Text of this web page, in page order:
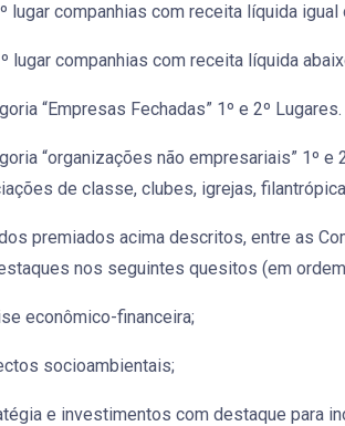
lugar companhias com receita líquida igual
lugar companhias com receita líquida
“Empresas Fechadas” 1º e 2º Lugares.
“organizações não empresariais” 1º
de classe, clubes, igrejas,
premiados acima descritos, entre as
nos seguintes quesitos (em
econômico-financeira;
socioambientais;
e investimentos com destaque para